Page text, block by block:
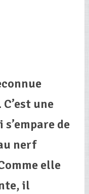
une
de
nerf
elle
il